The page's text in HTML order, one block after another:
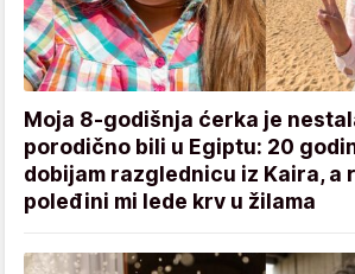
Moja 8-godišnja ćerka je
porodično bili u Egiptu: 20
dobijam razglednicu iz Kaira, a
poleđini mi lede krv u žilama